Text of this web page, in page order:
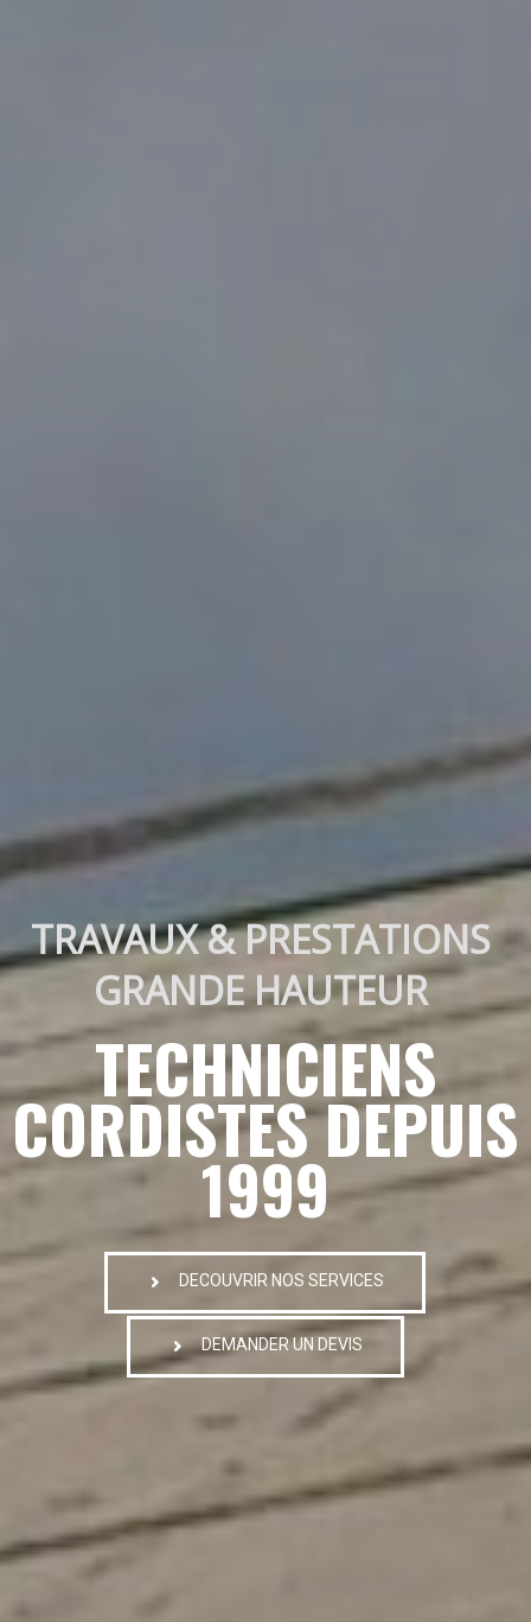
TRAVAUX & PRESTATIONS
GRANDE HAUTEUR
TECHNICIENS
CORDISTES DEPUIS
1999
DECOUVRIR NOS SERVICES
DEMANDER UN DEVIS